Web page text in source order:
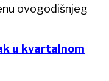
ovogodišnjeg
u kvartalnom